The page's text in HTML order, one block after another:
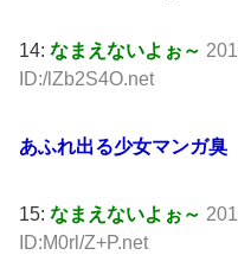
14: なまえないよぉ～
ID:/lZb2S4O.net
あふれ出る少女マンガ臭
15: なまえないよぉ～
ID:M0rl/Z+P.net